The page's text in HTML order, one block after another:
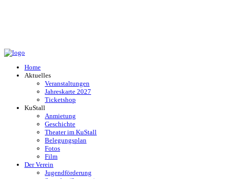
Home
Aktuelles
Veranstaltungen
Jahreskarte 2027
Ticketshop
KuStall
Anmietung
Geschichte
Theater im KuStall
Belegungsplan
Fotos
Film
Der Verein
Jugendförderung